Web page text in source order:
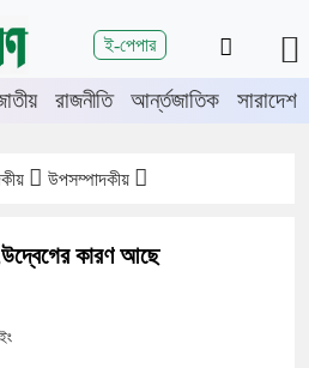
ই-পেপার
বর্ষপূর্তিতে
গণমিছিল
সভায়
রাজনীতি আর্ন্তজাতিক সারাদেশ
উপসম্পাদকীয়
কারণ আছে